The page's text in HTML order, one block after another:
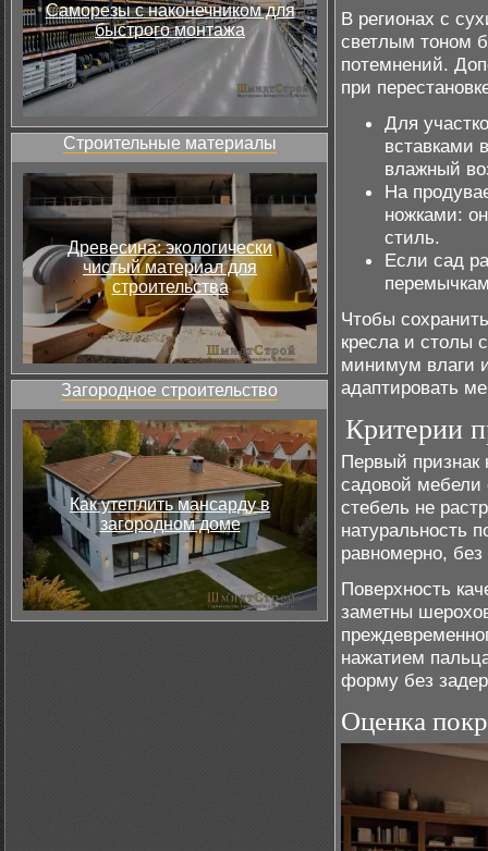
Саморезы с наконечником для
быстрого монтажа
Строительные материалы
Древесина: экологически
чистый материал для
строительства
Загородное строительство
Как утеплить мансарду в
загородном доме
В регионах с
светлым тоном
потемнений.
при
Для
вставками
влажный
На
ножками:
стиль.
Если сад
Чтобы
кресла и столы
минимум влаги
адаптировать
Критерии
Первый признак
садовой мебели
стебель не
натуральность
равномерно,
Поверхность
заметны
нажатием
форму без
Оценка